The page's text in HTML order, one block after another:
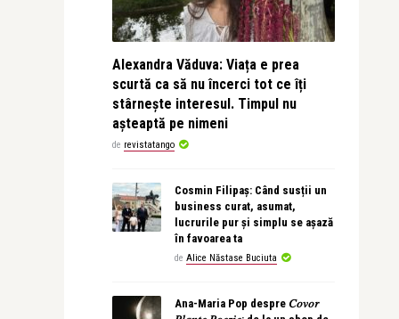
Alexandra Văduva: Viața e prea
scurtă ca să nu încerci tot ce îți
stârnește interesul. Timpul nu
așteaptă pe nimeni
de revistatango
Cosmin Filipaș: Când susții un
business curat, asumat,
lucrurile pur și simplu se așază
în favoarea ta
de Alice Năstase Buciuta
Ana-Maria Pop despre 𝐶𝑜𝑣𝑜𝑟